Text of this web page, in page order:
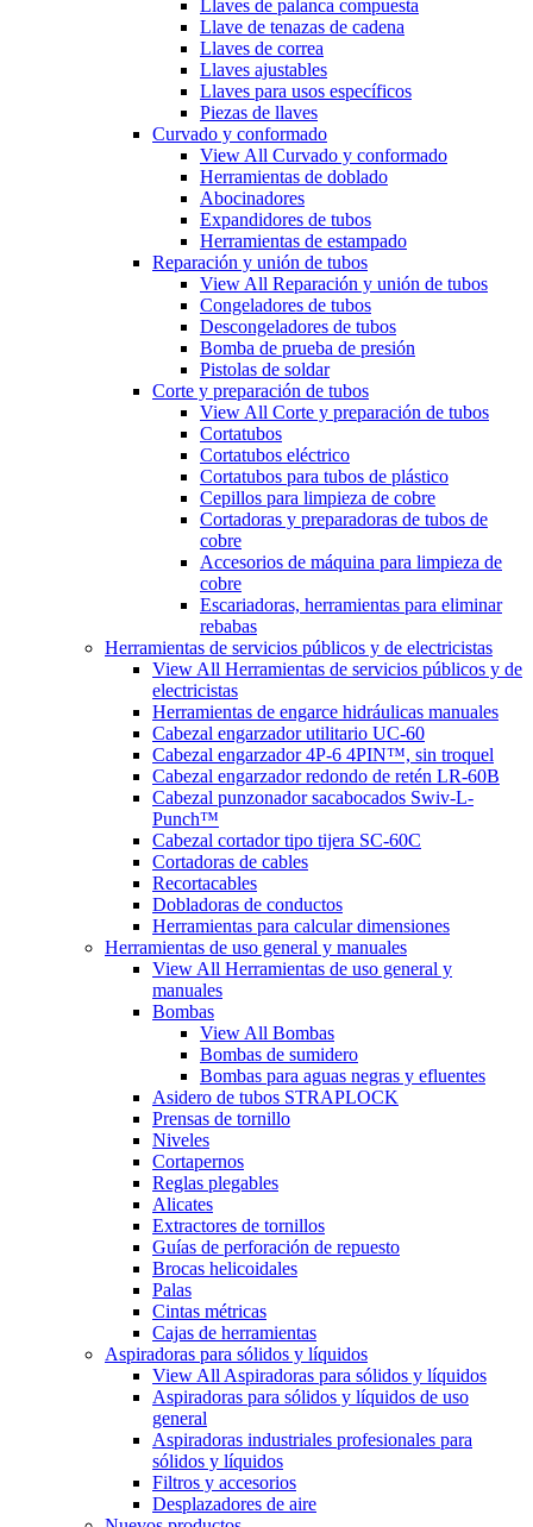
Llaves de palanca compuesta
Llave de tenazas de cadena
Llaves de correa
Llaves ajustables
Llaves para usos específicos
Piezas de llaves
Curvado y conformado
View All Curvado y conformado
Herramientas de doblado
Abocinadores
Expandidores de tubos
Herramientas de estampado
Reparación y unión de tubos
View All Reparación y unión de tubos
Congeladores de tubos
Descongeladores de tubos
Bomba de prueba de presión
Pistolas de soldar
Corte y preparación de tubos
View All Corte y preparación de tubos
Cortatubos
Cortatubos eléctrico
Cortatubos para tubos de plástico
Cepillos para limpieza de cobre
Cortadoras y preparadoras de tubos de
cobre
Accesorios de máquina para limpieza de
cobre
Escariadoras, herramientas para eliminar
rebabas
Herramientas de servicios públicos y de electricistas
View All Herramientas de servicios públicos y de
electricistas
Herramientas de engarce hidráulicas manuales
Cabezal engarzador utilitario UC-60
Cabezal engarzador 4P-6 4PIN™, sin troquel
Cabezal engarzador redondo de retén LR-60B
Cabezal punzonador sacabocados Swiv-L-
Punch™
Cabezal cortador tipo tijera SC-60C
Cortadoras de cables
Recortacables
Dobladoras de conductos
Herramientas para calcular dimensiones
Herramientas de uso general y manuales
View All Herramientas de uso general y
manuales
Bombas
View All Bombas
Bombas de sumidero
Bombas para aguas negras y efluentes
Asidero de tubos STRAPLOCK
Prensas de tornillo
Niveles
Cortapernos
Reglas plegables
Alicates
Extractores de tornillos
Guías de perforación de repuesto
Brocas helicoidales
Palas
Cintas métricas
Cajas de herramientas
Aspiradoras para sólidos y líquidos
View All Aspiradoras para sólidos y líquidos
Aspiradoras para sólidos y líquidos de uso
general
Aspiradoras industriales profesionales para
sólidos y líquidos
Filtros y accesorios
Desplazadores de aire